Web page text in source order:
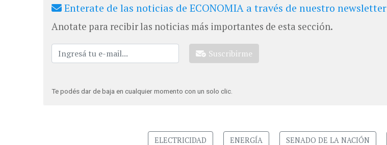
Enterate de las noticias de ECONOMIA a través de nuestro newsletter
Anotate para recibir las noticias más importantes de esta sección.
Suscribirme
Te podés dar de baja en cualquier momento con un solo clic.
ELECTRICIDAD ENERGÍA SENADO DE LA NACIÓN